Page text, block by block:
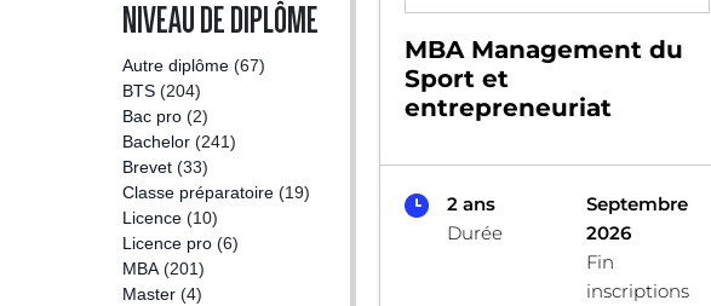
NIVEAU DE DIPLÔME
Autre diplôme (67)
BTS (204)
Bac pro (2)
Bachelor (241)
Brevet (33)
Classe préparatoire (19)
Licence (10)
Licence pro (6)
MBA (201)
Master (4)
MBA Management du
Sport et
entrepreneuriat
2 ans
Durée
Septembre
2026
Fin
inscriptions